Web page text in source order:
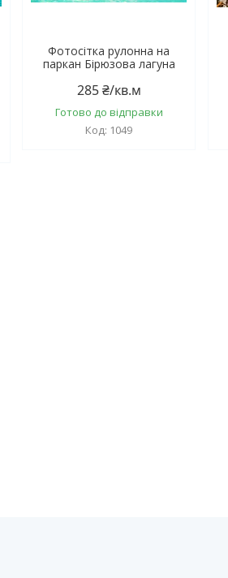
Фотосітка рулонна на
паркан Бірюзова лагуна
285 ₴/кв.м
Готово до відправки
1049